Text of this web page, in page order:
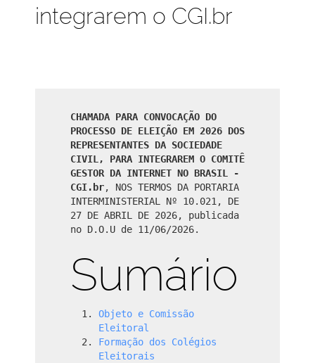
integrarem o CGI.br
CHAMADA PARA CONVOCAÇÃO DO
PROCESSO DE ELEIÇÃO EM 2026 DOS
REPRESENTANTES DA SOCIEDADE
CIVIL, PARA INTEGRAREM O COMITÊ
GESTOR DA INTERNET NO BRASIL -
CGI.br, NOS TERMOS DA PORTARIA
INTERMINISTERIAL Nº 10.021, DE
27 DE ABRIL DE 2026, publicada
no D.O.U de 11/06/2026.
Sumário
Objeto e Comissão
Eleitoral
Formação dos Colégios
Eleitorais